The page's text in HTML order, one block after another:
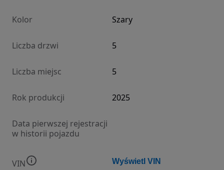
Kolor Szary
Liczba drzwi 5
Liczba miejsc 5
Rok produkcji 2025
Data pierwszej rejestracji
w historii pojazdu
VIN Wyświetl VIN